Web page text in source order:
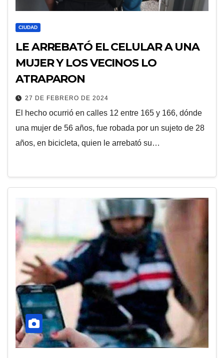
CIUDAD
LE ARREBATÓ EL CELULAR A UNA
MUJER Y LOS VECINOS LO
ATRAPARON
27 DE FEBRERO DE 2024
El hecho ocurrió en calles 12 entre 165 y 166, dónde
una mujer de 56 años, fue robada por un sujeto de 28
años, en bicicleta, quien le arrebató su…